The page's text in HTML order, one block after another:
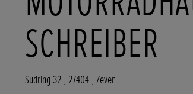
SCHREIBER
Südring 32 , 27404 , Zeven